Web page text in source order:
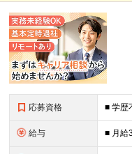
応募資格
給与